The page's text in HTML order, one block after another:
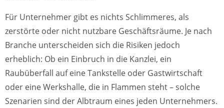
Für Unternehmer gibt es nichts Schlimmeres, als
zerstörte oder nicht nutzbare Geschäftsräume. Je nach
Branche unterscheiden sich die Risiken jedoch
erheblich: Ob ein Einbruch in die Kanzlei, ein
Raubüberfall auf eine Tankstelle oder Gastwirtschaft
oder eine Werkshalle, die in Flammen steht – solche
Szenarien sind der Albtraum eines jeden Unternehmers.